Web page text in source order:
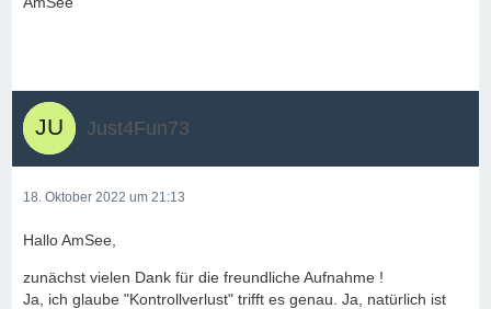
Just4Fun73
18. Oktober 2022 um 21:13
Hallo AmSee,
zunächst vielen Dank für die freundliche Aufnahme !
Ja, ich glaube "Kontrollverlust" trifft es genau. Ja, natürlich ist